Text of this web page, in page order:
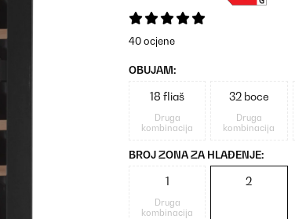
40 ocjene
OBUJAM:
18 fliaš
Druga
kombinacija
32 boce
Druga
kombinacija
BROJ ZONA ZA HLAĐENJE:
1
Druga
kombinacija
2